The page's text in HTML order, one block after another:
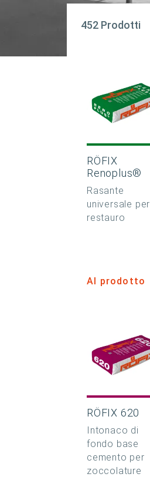
452 Prodotti
RÖFIX
Renoplus®
Rasante
universale per
restauro
Al prodotto
RÖFIX 620
Intonaco di
fondo base
cemento per
zoccolature